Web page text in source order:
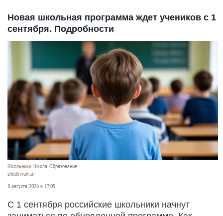
Новая школьная программа ждет учеников с 1
сентября. Подробности
Школьники. Школа. Образование.
shedevrum.ai
8 августа 2026 в 17:05
С 1 сентября российские школьники начнут